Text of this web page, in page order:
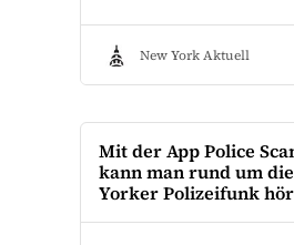
New York Aktuell
Mit der App Police
kann man rund um
Yorker Polizeifunk